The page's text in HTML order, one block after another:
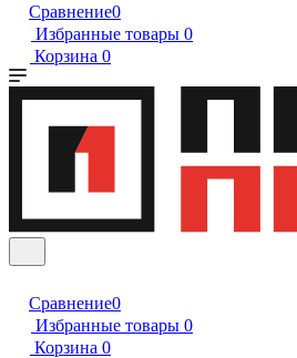
Сравнение0
Избранные товары 0
Корзина 0
Сравнение0
Избранные товары 0
Корзина 0